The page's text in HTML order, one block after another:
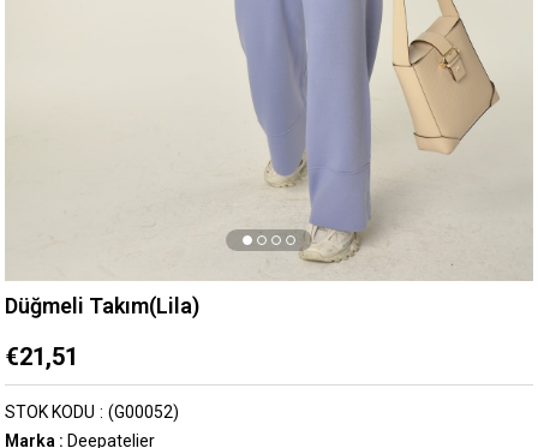
Düğmeli Takım(Lila)
€21,51
(G00052)
STOK KODU
Marka : Deepatelier